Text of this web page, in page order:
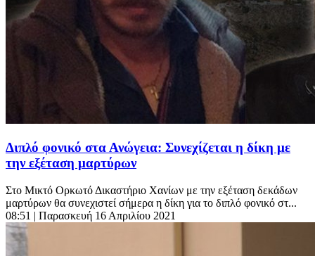
Διπλό φονικό στα Ανώγεια: Συνεχίζεται η δίκη με
την εξέταση μαρτύρων
Στο Μικτό Ορκωτό Δικαστήριο Χανίων με την εξέταση δεκάδων
μαρτύρων θα συνεχιστεί σήμερα η δίκη για το διπλό φονικό στ...
08:51 | Παρασκευή 16 Απριλίου 2021